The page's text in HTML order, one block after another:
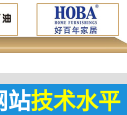
站技术水平